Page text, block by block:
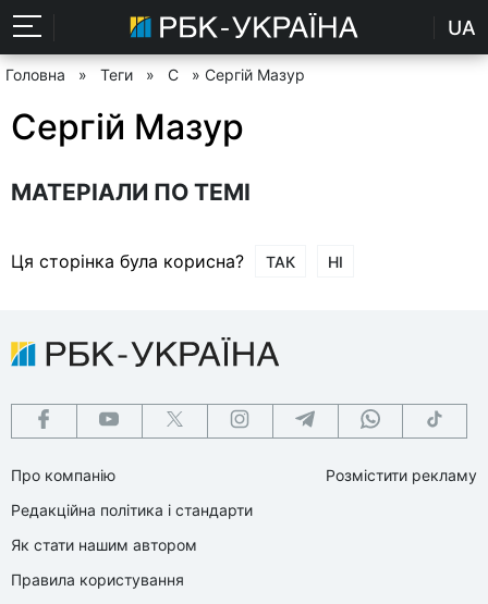
UA
Головна » Теги » С » Сергій Мазур
Сергій Мазур
МАТЕРІАЛИ ПО ТЕМІ
Ця сторінка була корисна? ТАК НІ
Про компанію
Редакційна політика і стандарти
Як стати нашим автором
Правила користування
Розмістити рекламу